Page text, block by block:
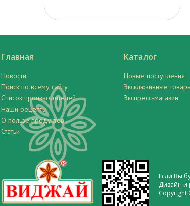
Главная
Новости
Поиск по всему сайту
Список производителей
Наши рецепты
О пользе продуктов
Статьи
Каталог
Новые поступления
Эксклюзивные
Экспресс-магазин
Если Вы
Дизайн и
Copyright